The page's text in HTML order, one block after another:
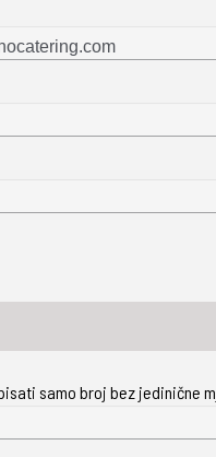
samo broj bez jedinične